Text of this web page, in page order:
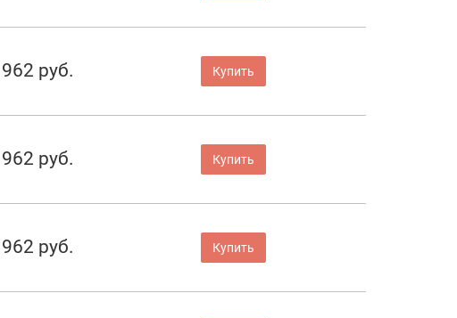
962 руб. Купить
962 руб. Купить
962 руб. Купить